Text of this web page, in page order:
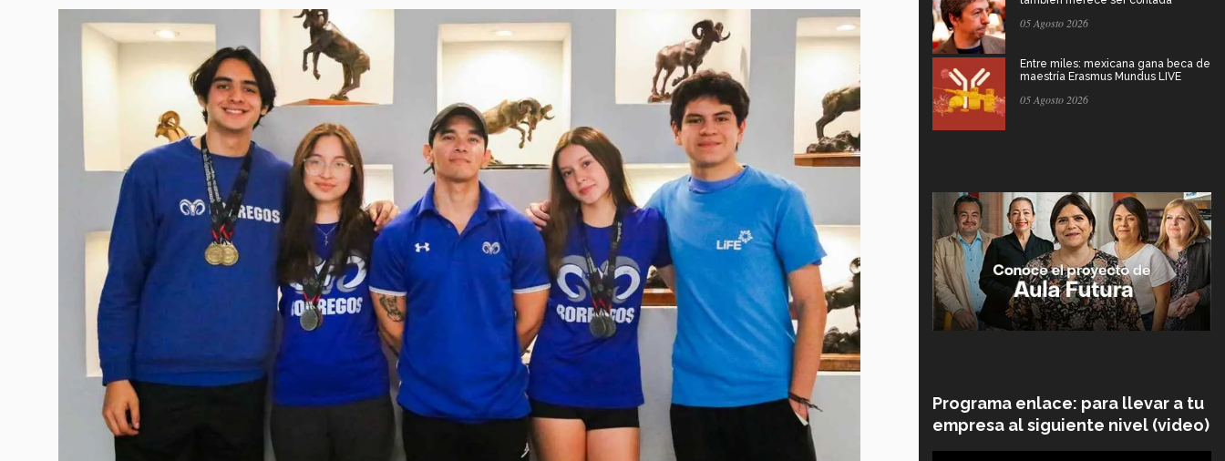
05 Agosto 2026
Entre miles: mexicana gana beca de
maestría Erasmus Mundus LIVE
05 Agosto 2026
Programa enlace: para llevar a tu
empresa al siguiente nivel (video)